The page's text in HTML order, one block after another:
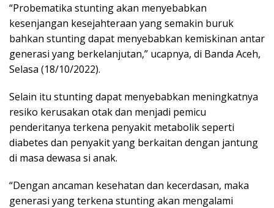
“Probematika stunting akan menyebabkan
kesenjangan kesejahteraan yang semakin buruk
bahkan stunting dapat menyebabkan kemiskinan antar
generasi yang berkelanjutan,” ucapnya, di Banda Aceh,
Selasa (18/10/2022).
Selain itu stunting dapat menyebabkan meningkatnya
resiko kerusakan otak dan menjadi pemicu
penderitanya terkena penyakit metabolik seperti
diabetes dan penyakit yang berkaitan dengan jantung
di masa dewasa si anak.
“Dengan ancaman kesehatan dan kecerdasan, maka
generasi yang terkena stunting akan mengalami